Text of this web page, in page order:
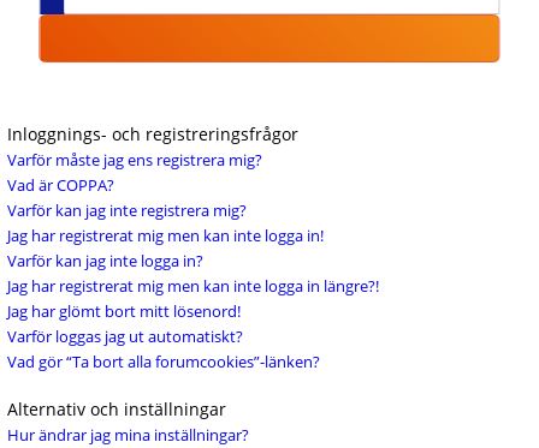
Inloggnings- och registreringsfrågor
Varför måste jag ens registrera mig?
Vad är COPPA?
Varför kan jag inte registrera mig?
Jag har registrerat mig men kan inte logga in!
Varför kan jag inte logga in?
Jag har registrerat mig men kan inte logga in längre?!
Jag har glömt bort mitt lösenord!
Varför loggas jag ut automatiskt?
Vad gör “Ta bort alla forumcookies”-länken?
Alternativ och inställningar
Hur ändrar jag mina inställningar?